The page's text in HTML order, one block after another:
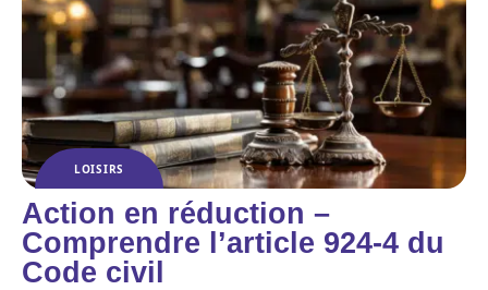
LOISIRS
Action en réduction –
Comprendre l’article 924-4 du
Code civil